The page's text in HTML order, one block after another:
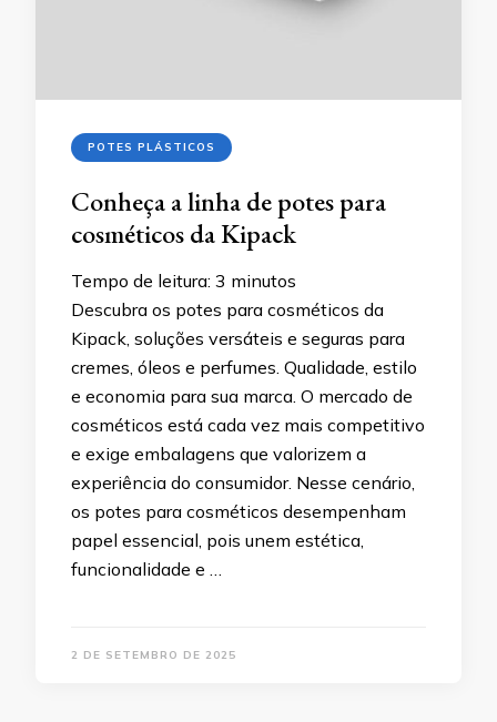
POTES PLÁSTICOS
Conheça a linha de potes para
cosméticos da Kipack
Tempo de leitura: 3 minutos
Descubra os potes para cosméticos da
Kipack, soluções versáteis e seguras para
cremes, óleos e perfumes. Qualidade, estilo
e economia para sua marca. O mercado de
cosméticos está cada vez mais competitivo
e exige embalagens que valorizem a
experiência do consumidor. Nesse cenário,
os potes para cosméticos desempenham
papel essencial, pois unem estética,
funcionalidade e …
2 DE SETEMBRO DE 2025